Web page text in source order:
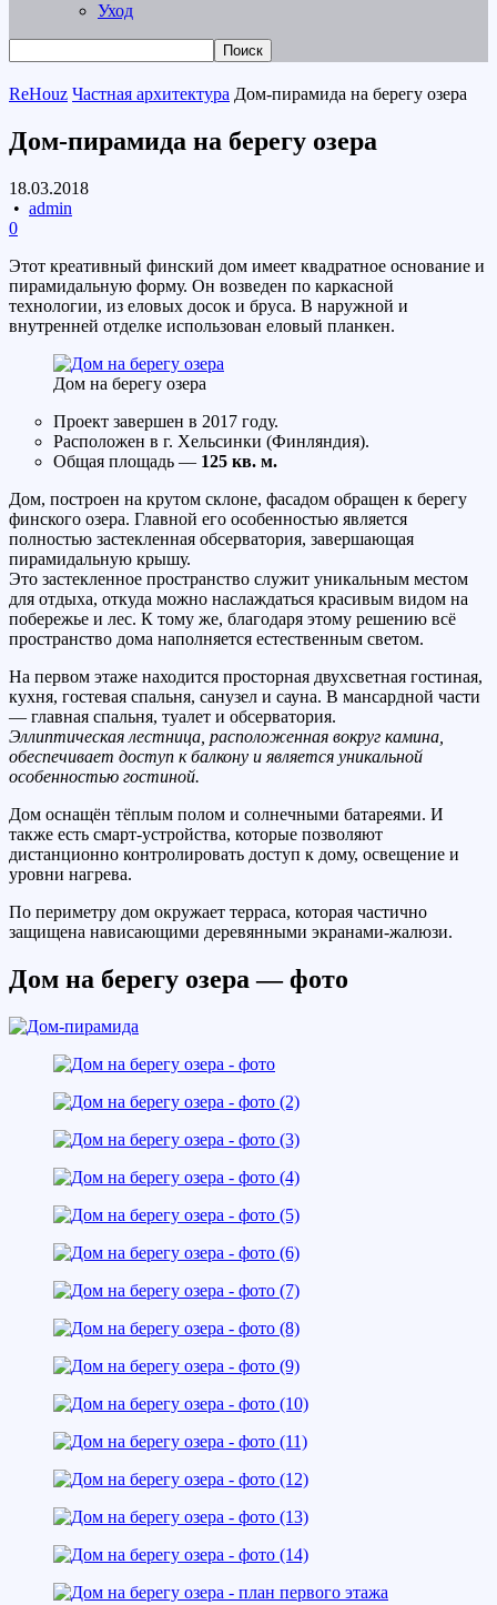
Уход
ReHouz Частная архитектура Дом-пирамида на берегу озера
Дом-пирамида на берегу озера
18.03.2018
• admin
0
Этот креативный финский дом имеет квадратное основание и
пирамидальную форму. Он возведен по каркасной
технологии, из еловых досок и бруса. В наружной и
внутренней отделке использован еловый планкен.
Дом на берегу озера
Проект завершен в 2017 году.
Расположен в г. Хельсинки (Финляндия).
Общая площадь — 125 кв. м.
Дом, построен на крутом склоне, фасадом обращен к берегу
финского озера. Главной его особенностью является
полностью застекленная обсерватория, завершающая
пирамидальную крышу.
Это застекленное пространство служит уникальным местом
для отдыха, откуда можно наслаждаться красивым видом на
побережье и лес. К тому же, благодаря этому решению всё
пространство дома наполняется естественным светом.
На первом этаже находится просторная двухсветная гостиная,
кухня, гостевая спальня, санузел и сауна. В мансардной части
— главная спальня, туалет и обсерватория.
Эллиптическая лестница, расположенная вокруг камина,
обеспечивает доступ к балкону и является уникальной
особенностью гостиной.
Дом оснащён тёплым полом и солнечными батареями. И
также есть смарт-устройства, которые позволяют
дистанционно контролировать доступ к дому, освещение и
уровни нагрева.
По периметру дом окружает терраса, которая частично
защищена нависающими деревянными экранами-жалюзи.
Дом на берегу озера — фото